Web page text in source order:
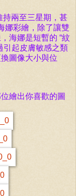
持兩至三星期，甚
娜彩繪，除了讓雙
海娜是短暫的 “紋
引起皮膚敏感之類
圖像大小與位
繪出你喜歡的圖